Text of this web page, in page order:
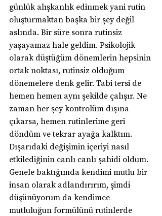
günlük alışkanlık edinmek yani rutin
oluşturmaktan başka bir şey değil
aslında. Bir süre sonra rutinsiz
yaşayamaz hale geldim. Psikolojik
olarak düştüğüm dönemlerin hepsinin
ortak noktası, rutinsiz olduğum
dönemelere denk gelir. Tabi tersi de
hemen hemen aynı şekilde çalışır. Ne
zaman her şey kontrolüm dışına
çıkarsa, hemen rutinlerime geri
döndüm ve tekrar ayağa kalktım.
Dışarıdaki değişimin içeriyi nasıl
etkilediğinin canlı canlı şahidi oldum.
Genele baktığımda kendimi mutlu bir
insan olarak adlandırırım, şimdi
düşünüyorum da kendimce
mutluluğun formülünü rutinlerde